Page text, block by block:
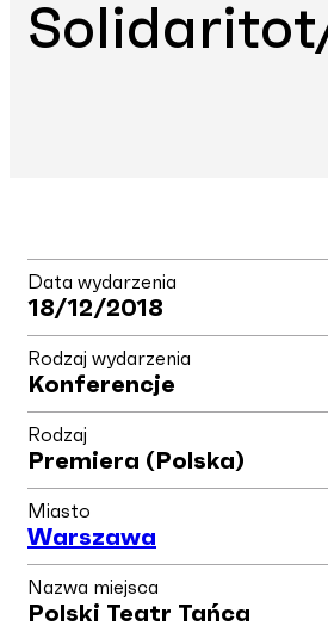
Data wydarzenia
18/12/2018
Rodzaj wydarzenia
Konferencje
Rodzaj
Premiera (polska)
Miasto
Warszawa
Nazwa miejsca
Polski Teatr Tańca